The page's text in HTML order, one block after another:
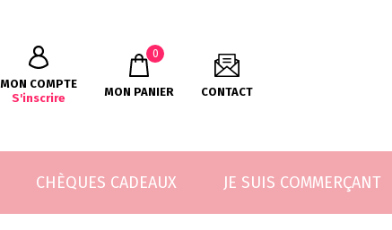
MON COMPTE
S'inscrire
0
MON PANIER CONTACT
CHÈQUES CADEAUX JE SUIS COMMERÇANT